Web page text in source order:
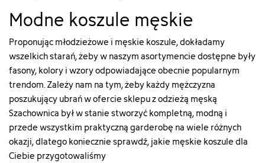
Modne koszule męskie
Proponując młodzieżowe i męskie koszule, dokładamy
wszelkich starań, żeby w naszym asortymencie dostępne były
fasony, kolory i wzory odpowiadające obecnie popularnym
trendom. Zależy nam na tym, żeby każdy mężczyzna
poszukujący ubrań w ofercie sklepu zodzieżą męską
Szachownica był w stanie stworzyć kompletną, modną i
przede wszystkim praktyczną garderobę na wiele różnych
okazji, dlatego koniecznie sprawdź, jakie męskie koszule dla
Ciebie przygotowaliśmy